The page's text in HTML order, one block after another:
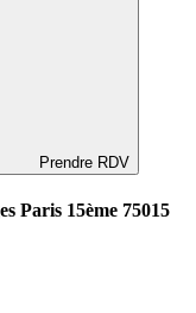
Prendre RDV
Paris 15ème 75015